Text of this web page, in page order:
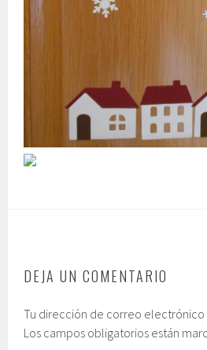
DEJA UN COMENTARIO
Tu dirección de correo electrónico
Los campos obligatorios están